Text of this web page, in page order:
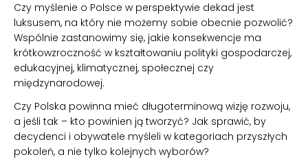
Czy myślenie o Polsce w perspektywie dekad jest
luksusem, na który nie możemy sobie obecnie pozwolić?
Wspólnie zastanowimy się, jakie konsekwencje ma
krótkowzroczność w kształtowaniu polityki gospodarczej,
edukacyjnej, klimatycznej, społecznej czy
międzynarodowej.
Czy Polska powinna mieć długoterminową wizję rozwoju,
a jeśli tak – kto powinien ją tworzyć? Jak sprawić, by
decydenci i obywatele myśleli w kategoriach przyszłych
pokoleń, a nie tylko kolejnych wyborów?